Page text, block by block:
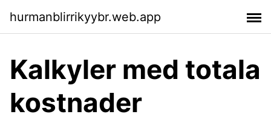
hurmanblirrikyybr.web.app
Kalkyler med totala
kostnader